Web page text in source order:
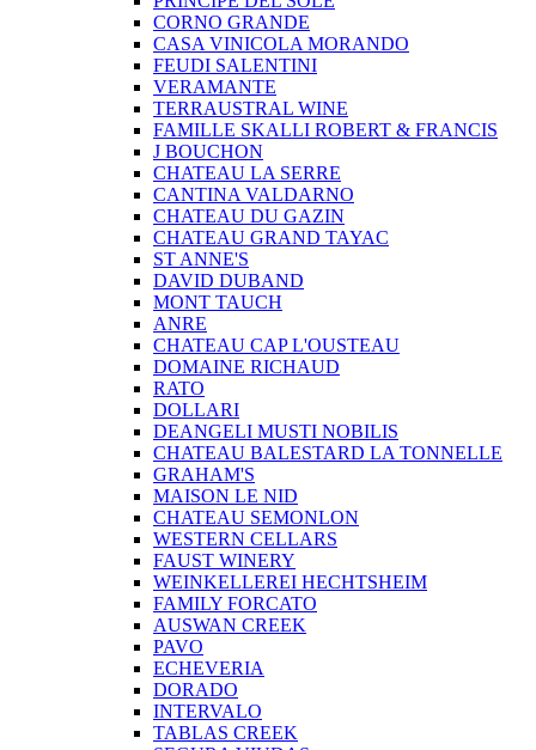
CORNO GRANDE
CASA VINICOLA MORANDO
FEUDI SALENTINI
VERAMANTE
TERRAUSTRAL WINE
FAMILLE SKALLI ROBERT & FRANCIS
J BOUCHON
CHATEAU LA SERRE
CANTINA VALDARNO
CHATEAU DU GAZIN
CHATEAU GRAND TAYAC
ST ANNE'S
DAVID DUBAND
MONT TAUCH
ANRE
CHATEAU CAP L'OUSTEAU
DOMAINE RICHAUD
RATO
DOLLARI
DEANGELI MUSTI NOBILIS
CHATEAU BALESTARD LA TONNELLE
GRAHAM'S
MAISON LE NID
CHATEAU SEMONLON
WESTERN CELLARS
FAUST WINERY
WEINKELLEREI HECHTSHEIM
FAMILY FORCATO
AUSWAN CREEK
PAVO
ECHEVERIA
DORADO
INTERVALO
TABLAS CREEK